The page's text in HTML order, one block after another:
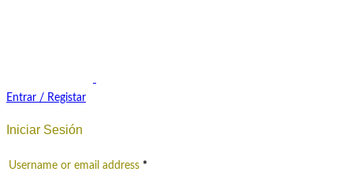
Entrar / Registar
Iniciar Sesión
Username or email address *